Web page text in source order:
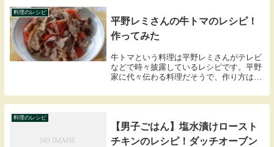
料理のレシピ
平野レミさんの牛トマのレシピ！
作ってみた
牛トマという料理は平野レミさんがテレビ
などで時々披露しているレシピです。平野
家に代々伝わる料理だそうで、作り方は超
義理のお嫁さんである和田明日香さんも牛
トマのアレンジレシピを披露していたりし
料理のレシピ
【男子ごはん】塩水漬けロースト
チキンのレシピ！ダッチオーブン